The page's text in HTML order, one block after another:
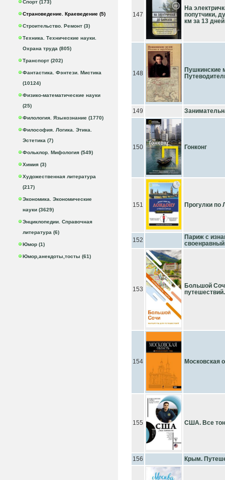
Спорт (173)
Страноведение. Краеведение (5)
Строительство. Ремонт (3)
Техника. Технические науки.
Охрана труда (805)
Транспорт (202)
Фантастика. Фэнтези. Мистика
(10124)
Физико-математические науки
(25)
Филология. Языкознание (1770)
Философия. Логика. Этика.
Эстетика (7)
Фольклор. Мифология (549)
Химия (3)
Художественная литература
(217)
Экономика. Экономические
науки (3629)
Энциклопедии. Справочная
литература (6)
Юмор (1)
Юмор,анекдоты,тосты (61)
147
На
попутчики,
км за 13 дней
148
Пушкинские
149
150 Гонконг
151 Прогулки по
152
Париж с
своенравный
153
Большой
154 Московская
155 США. Все
156 Крым.